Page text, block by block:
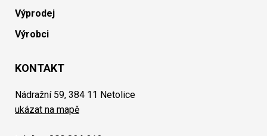
Výprodej
Výrobci
KONTAKT
Nádražní 59, 384 11 Netolice
ukázat na mapě